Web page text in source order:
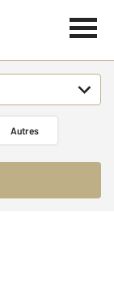
Autres